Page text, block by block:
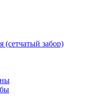
(сетчатый забор)